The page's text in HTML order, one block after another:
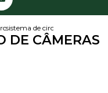
fechado
sistema de circuito de
DE CÂMERAS